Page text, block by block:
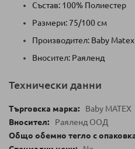
Състав: 100% Полиестер
Размери: 75/100 см
Производител: Baby Matex
Вносител: Раяленд
Технически данни
Baby MATEX
Раяленд ООД